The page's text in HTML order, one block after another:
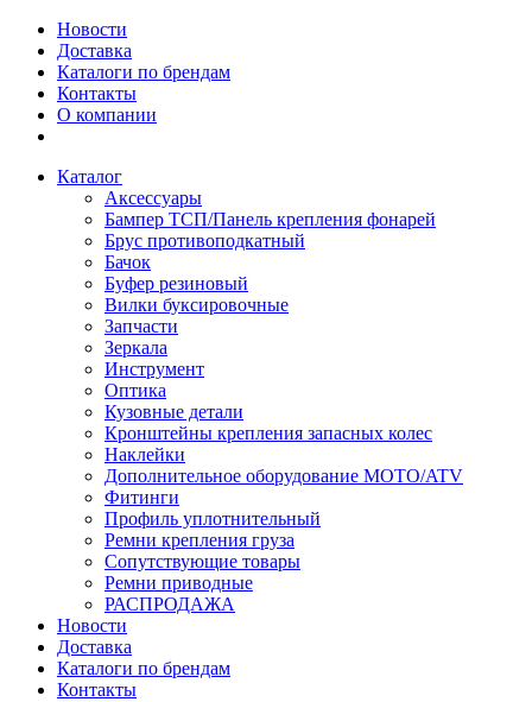
Новости
Доставка
Каталоги по брендам
Контакты
О компании
Каталог
Аксессуары
Бампер ТСП/Панель крепления фонарей
Брус противоподкатный
Бачок
Буфер резиновый
Вилки буксировочные
Запчасти
Зеркала
Инструмент
Оптика
Кузовные детали
Кронштейны крепления запасных колес
Наклейки
Дополнительное оборудование MOTO/ATV
Фитинги
Профиль уплотнительный
Ремни крепления груза
Сопутствующие товары
Ремни приводные
РАСПРОДАЖА
Новости
Доставка
Каталоги по брендам
Контакты